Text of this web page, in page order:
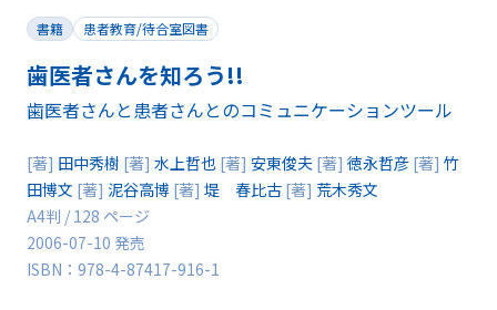
書籍 患者教育/待合室図書
歯医者さんを知ろう!!
歯医者さんと患者さんとのコミュニケーションツール
[著] 田中秀樹 [著] 水上哲也 [著] 安東俊夫 [著] 徳永哲彦 [著] 竹
田博文 [著] 泥谷高博 [著] 堤 春比古 [著] 荒木秀文
A4判 / 128 ページ
2006-07-10 発売
ISBN：978-4-87417-916-1